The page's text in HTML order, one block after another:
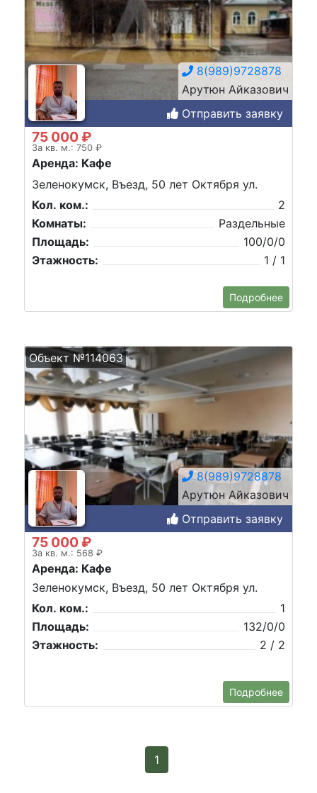
8(989)9728878
Арутюн Айказович
Отправить заявку
75 000 ₽
За кв. м.: 750 ₽
Аренда: Кафе
Зеленокумск, Въезд, 50 лет Октября ул.
Кол. ком.:
2
Комнаты:
Раздельные
Площадь:
100/0/0
Этажность:
1 / 1
Подробнее
Объект №114063
8(989)9728878
Арутюн Айказович
Отправить заявку
75 000 ₽
За кв. м.: 568 ₽
Аренда: Кафе
Зеленокумск, Въезд, 50 лет Октября ул.
Кол. ком.:
1
Площадь:
132/0/0
Этажность:
2 / 2
Подробнее
1